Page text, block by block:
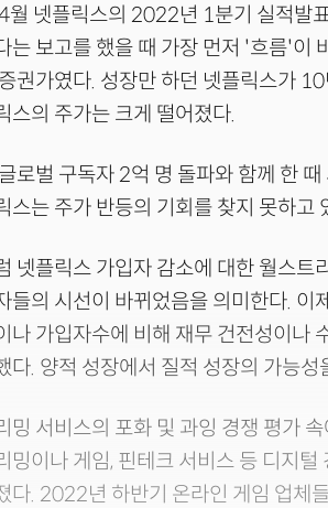
월 넷플릭스의 2022년 1분기 실적발
는 보고를 했을 때 가장 먼저 '흐름'이
권가였다. 성장만 하던 넷플릭스가
스의 주가는 크게 떨어졌다.
로벌 구독자 2억 명 돌파와 함께 한
스는 주가 반등의 기회를 찾지 못하고
넷플릭스 가입자 감소에 대한 월스
들의 시선이 바뀌었음을 의미한다.
나 가입자수에 비해 재무 건전성이나
다. 양적 성장에서 질적 성장의 가능성
밍 서비스의 포화 및 과잉 경쟁 평가
밍이나 게임, 핀테크 서비스 등 디지
다. 2022년 하반기 온라인 게임 업체